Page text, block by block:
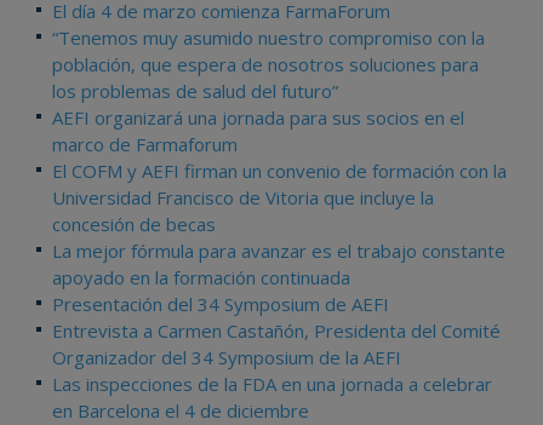
El día 4 de marzo comienza FarmaForum
“Tenemos muy asumido nuestro compromiso con la
población, que espera de nosotros soluciones para
los problemas de salud del futuro”
AEFI organizará una jornada para sus socios en el
marco de Farmaforum
El COFM y AEFI firman un convenio de formación con la
Universidad Francisco de Vitoria que incluye la
concesión de becas
La mejor fórmula para avanzar es el trabajo constante
apoyado en la formación continuada
Presentación del 34 Symposium de AEFI
Entrevista a Carmen Castañón, Presidenta del Comité
Organizador del 34 Symposium de la AEFI
Las inspecciones de la FDA en una jornada a celebrar
en Barcelona el 4 de diciembre